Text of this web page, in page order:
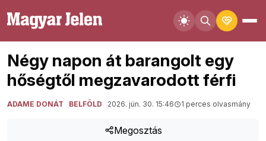
Négy napon át barangolt egy
hőségtől megzavarodott férfi
ADAME DONÁT BELFÖLD 2026. jún. 30. 15:46 1 perces olvasmány
Megosztás